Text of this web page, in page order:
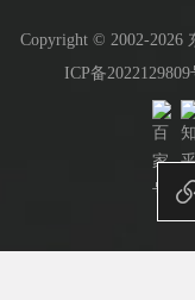
Copyright © 2002-2026
ICP备2022129809